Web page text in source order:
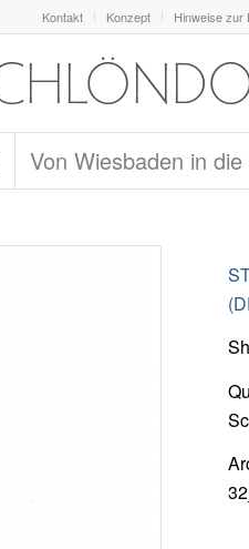
Kontakt Konzept Hinweise zur
Von Wiesbaden in die